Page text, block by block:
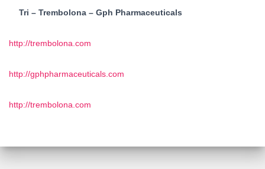
Tri – Trembolona – Gph Pharmaceuticals
http://trembolona.com
http://gphpharmaceuticals.com
http://trembolona.com